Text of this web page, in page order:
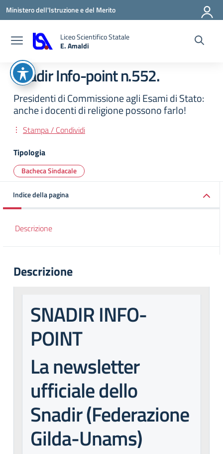
Vai ai contenuti
Vai al menu di navigazione
Vai al footer
Ministero dell'Istruzione e del Merito
Liceo Scientifico Statale
E. Amaldi
Snadir Info-point n.552.
Presidenti di Commissione agli Esami di Stato:
anche i docenti di religione possono farlo!
Stampa / Condividi
Tipologia
Bacheca Sindacale
Indice della pagina
Descrizione
Descrizione
SNADIR INFO-
POINT
La newsletter
ufficiale dello
Snadir (Federazione
Gilda-Unams)